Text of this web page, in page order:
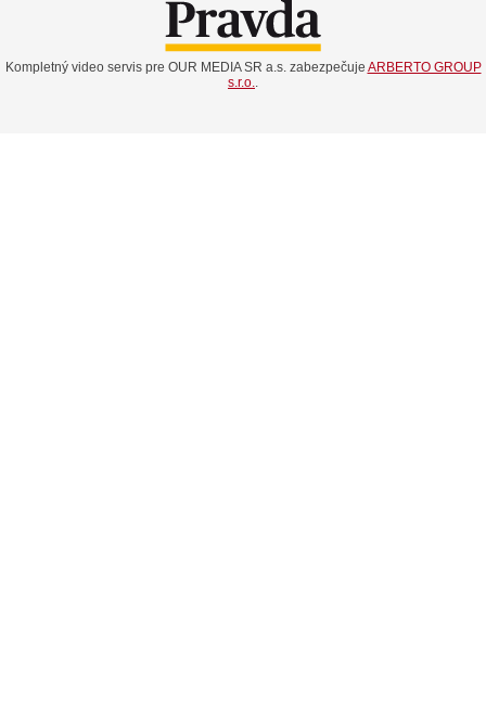
Kompletný video servis pre OUR MEDIA SR a.s. zabezpečuje ARBERTO GROUP
s.r.o.